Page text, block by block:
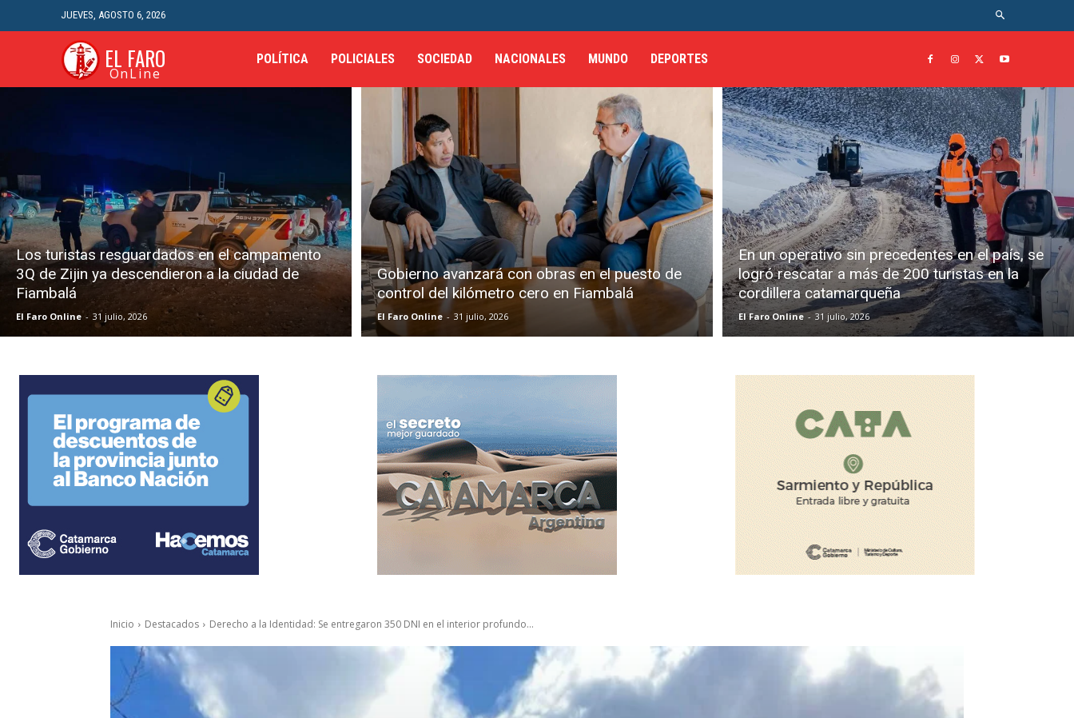
JUEVES, AGOSTO 6, 2026
EL FARO
OnLine
POLÍTICA POLICIALES SOCIEDAD NACIONALES MUNDO DEPORTES
Los turistas resguardados en el campamento
3Q de Zijin ya descendieron a la ciudad de
Fiambalá
El Faro Online - 31 julio, 2026
Gobierno avanzará con obras en el puesto de
control del kilómetro cero en Fiambalá
El Faro Online - 31 julio, 2026
En un operativo sin precedentes en el país, se
logró rescatar a más de 200 turistas en la
cordillera catamarqueña
El Faro Online - 31 julio, 2026
Inicio Destacados Derecho a la Identidad: Se entregaron 350 DNI en el interior profundo...